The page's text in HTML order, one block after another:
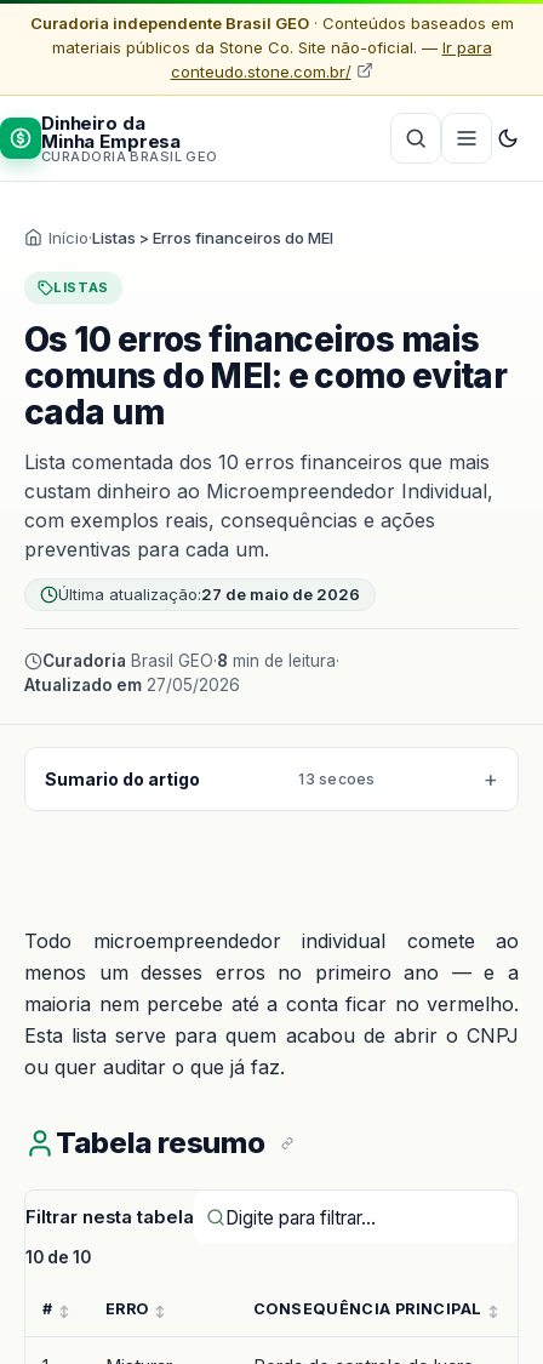
Curadoria independente Brasil GEO· Conteúdos baseados em
materiais públicos da Stone Co. Site não-oficial. — Ir para
conteudo.stone.com.br/
Dinheiro da
Minha Empresa
CURADORIA BRASIL GEO
Início·Listas > Erros financeiros do MEI
LISTAS
Os 10 erros financeiros mais
comuns do MEI: e como evitar
cada um
Lista comentada dos 10 erros financeiros que mais
custam dinheiro ao Microempreendedor Individual,
com exemplos reais, consequências e ações
preventivas para cada um.
Última atualização:27 de maio de 2026
Curadoria Brasil GEO·8 min de leitura·
Atualizado em 27/05/2026
Sumario do artigo 13 secoes
Todo microempreendedor individual comete ao
menos um desses erros no primeiro ano — e a
maioria nem percebe até a conta ficar no vermelho.
Esta lista serve para quem acabou de abrir o CNPJ
ou quer auditar o que já faz.
Tabela resumo
Filtrar nesta tabela
10 de 10
# ERRO CONSEQUÊNCIA PRINCIPAL